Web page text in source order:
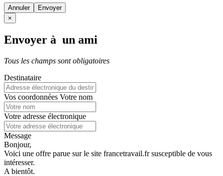
Annuler
×
Envoyer à un ami
Tous les champs sont obligatoires
Destinataire
Vos coordonnées Votre nom
Votre adresse électronique
Message
Bonjour,
Voici une offre parue sur le site francetravail.fr susceptible de vous
intéresser.
A bientôt.